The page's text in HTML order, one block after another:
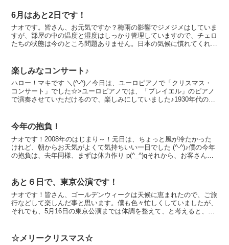
6月はあと2日です！
ナオです。皆さん、お元気ですか？梅雨の影響でジメジメはしていま
すが、部屋の中の温度と湿度はしっかり管理していますので、チェロ
たちの状態は今のところ問題ありません。日本の気候に慣れてくれる
楽しみなコンサート♪
ハロー！マキです ＼(^-^)／今日は、ユーロピアノで「クリスマス・
コンサート」でした☆>ユーロピアノでは、「プレイエル」のピアノ
で演奏させていただけるので、楽しみにしていました♪1930年代の木
今年の抱負！
ナオです！2008年のはじまり～！元日は、ちょっと風が冷たかった
けれど、朝からお天気がよくて気持ちいい一日でした (^-^)♪僕の今年
の抱負は、去年同様、まずは体力作り p(^_^)qそれから、お客さんが
あと６日で、東京公演です！
ナオです！皆さん、ゴールデンウィークは天候に恵まれたので、ご旅
行などして楽しんだ事と思います。僕も色々忙しくしていましたが、
それでも、5月16日の東京公演までは体調を整えて、と考えると、ち
☆メリークリスマス☆